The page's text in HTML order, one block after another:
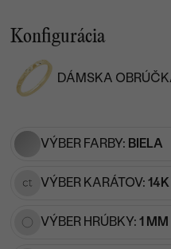
Konfigurácia
DÁMSKA
VÝBER FARBY: BIELA
VÝBER KARÁTOV: 14K
VÝBER HRÚBKY: 1 MM